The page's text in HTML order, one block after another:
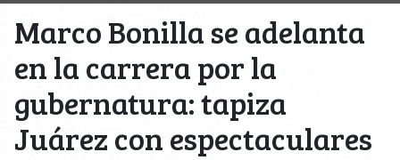
Marco Bonilla se adelanta
en la carrera por la
gubernatura: tapiza
Juárez con espectaculares